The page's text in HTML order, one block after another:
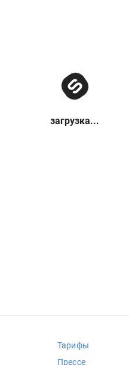
загрузка...
Тарифы
Прессе